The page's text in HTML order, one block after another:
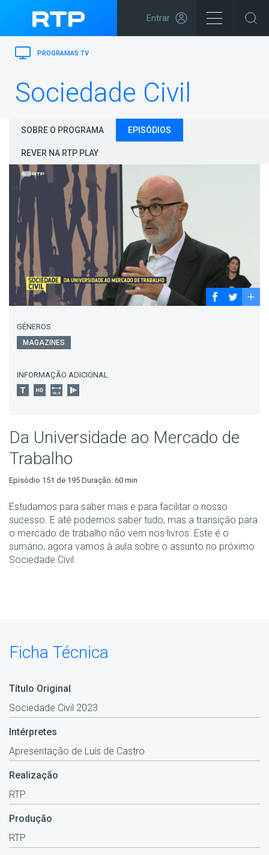
Entrar
PROGRAMAS TV
Sociedade Civil
SOBRE O PROGRAMA EPISÓDIOS
REVER NA RTP PLAY
GÉNEROS
MAGAZINES
INFORMAÇÃO ADICIONAL
Da Universidade ao Mercado de
Trabalho
Episódio 151 de 195 Duração: 60 min
Estudamos para saber mais e para facilitar o nosso
sucesso. E até podemos saber tudo, mas a transição para
o mercado de trabalho não vem nos livros. Este é o
sumário, agora vamos à aula sobre o assunto no próximo
Sociedade Civil.
Ficha Técnica
Título Original
Sociedade Civil 2023
Intérpretes
Apresentação de Luís de Castro
Realização
RTP
Produção
RTP